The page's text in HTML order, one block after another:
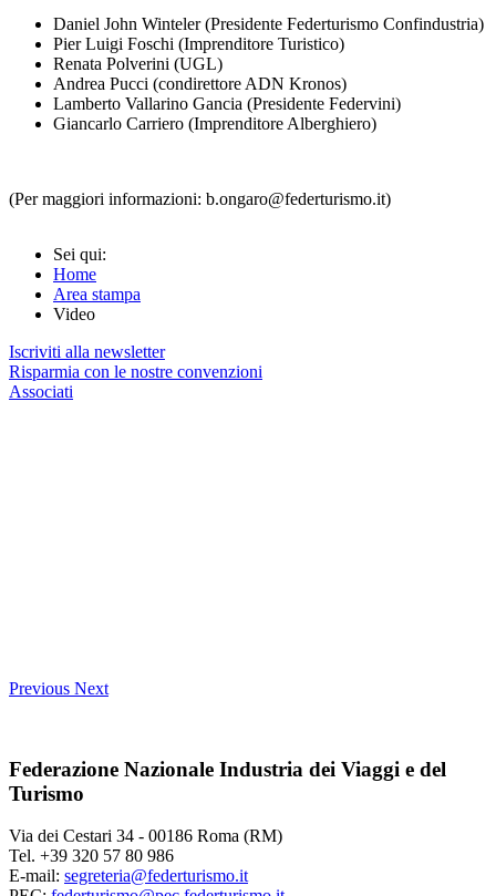
Daniel John Winteler (Presidente Federturismo Confindustria)
Pier Luigi Foschi (Imprenditore Turistico)
Renata Polverini (UGL)
Andrea Pucci (condirettore ADN Kronos)
Lamberto Vallarino Gancia (Presidente Federvini)
Giancarlo Carriero (Imprenditore Alberghiero)
(Per maggiori informazioni: b.ongaro@federturismo.it)
Sei qui:
Home
Area stampa
Video
Iscriviti alla newsletter
Risparmia con le nostre convenzioni
Associati
Previous Next
Federazione Nazionale Industria dei Viaggi e del
Turismo
Via dei Cestari 34 - 00186 Roma (RM)
Tel. +39 320 57 80 986
E-mail: segreteria@federturismo.it